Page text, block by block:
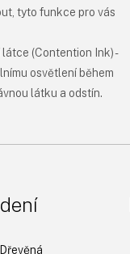
tyto funkce pro vás
(Contention Ink) -
osvětlení během
látku a odstín.
Dřevěná